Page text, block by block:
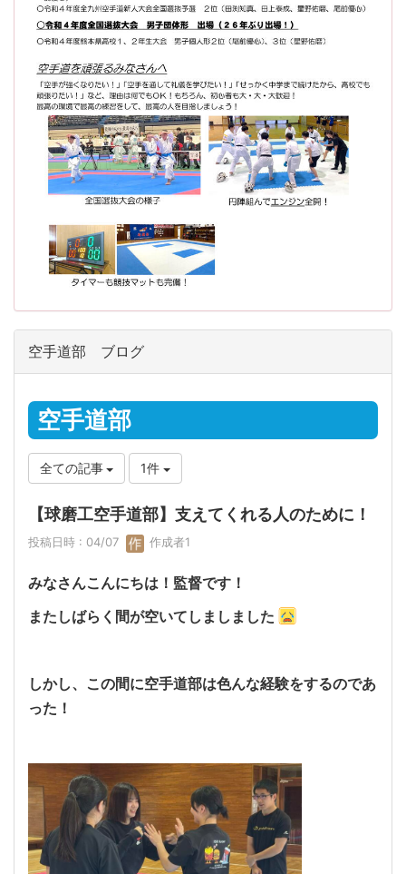
空手道部 ブログ
空手道部
全ての記事 1件
【球磨工空手道部】支えてくれる人のために！
投稿日時 : 04/07 作成者1
みなさんこんにちは！監督です！
またしばらく間が空いてしましました
しかし、この間に空手道部は色んな経験をするのであ
った！